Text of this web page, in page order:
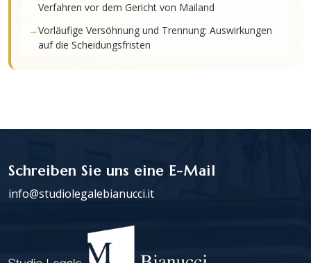
Verfahren vor dem Gericht von Mailand
Vorläufige Versöhnung und Trennung: Auswirkungen
auf die Scheidungsfristen
Schreiben Sie uns eine E-Mail
info@studiolegalebianucci.it